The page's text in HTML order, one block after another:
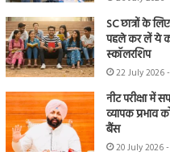
SC छात्रों के
पहले कर लें ये
स्कॉलरशिप
22 July 2026
नीट परीक्षा में
व्यापक प्रभाव
बैंस
20 July 2026